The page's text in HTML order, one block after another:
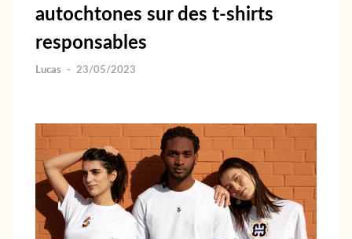
autochtones sur des t-shirts
responsables
Lucas - 23/05/2023